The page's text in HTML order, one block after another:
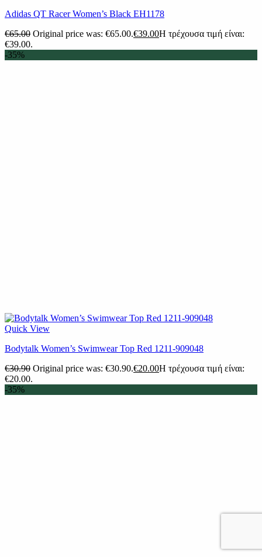
Adidas QT Racer Women’s Black EH1178
€65.00 Original price was: €65.00.€39.00Η τρέχουσα τιμή είναι:
€39.00.
-35%
Quick View
Βodytalk Women’s Swimwear Top Red 1211-909048
€30.90 Original price was: €30.90.€20.00Η τρέχουσα τιμή είναι:
€20.00.
-35%